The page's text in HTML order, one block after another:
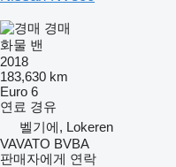
경매
화물 밴
2018
183,630 km
Euro 6
연료 경유
벨기에, Lokeren
VAVATO BVBA
판매자에게 연락